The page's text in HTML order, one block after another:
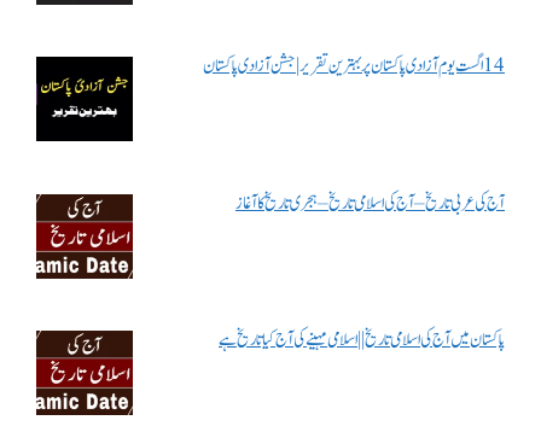
14 اگست یوم آزادی پاکستان پر بہترین تقریر | جشن آزادی پاکستان
آج کی عربی تاریخ – آج کی اسلامی تاریخ – ہجری تاریخ کا آغاز
پاکستان میں آج کی اسلامی تاریخ || اسلامی مہینے کی آج کیا تاریخ ہے